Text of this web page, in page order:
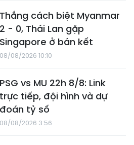
Thắng cách biệt Myanmar
2 - 0, Thái Lan gặp
Singapore ở bán kết
08/08/2026 10:10
PSG vs MU 22h 8/8: Link
trực tiếp, đội hình và dự
đoán tỷ số
08/08/2026 3:56